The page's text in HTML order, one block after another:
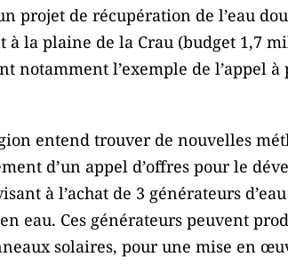
projet de récupération de l’eau
la plaine de la Crau (budget 1,7
notamment l’exemple de l’appel
entend trouver de nouvelles
d’un appel d’offres pour le
à l’achat de 3 générateurs
eau. Ces générateurs peuvent
solaires, pour une mise en